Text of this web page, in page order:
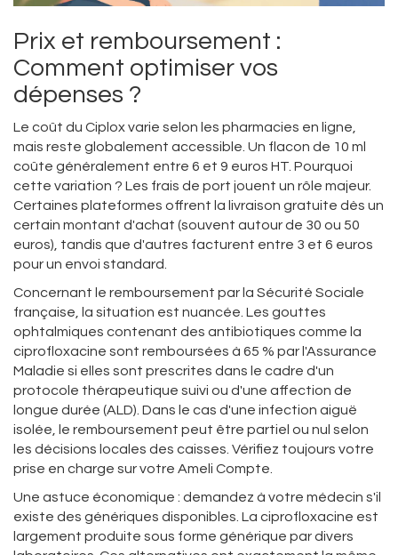
Prix et remboursement :
Comment optimiser vos
dépenses ?
Le coût du Ciplox varie selon les pharmacies en ligne,
mais reste globalement accessible. Un flacon de 10 ml
coûte généralement entre 6 et 9 euros HT. Pourquoi
cette variation ? Les frais de port jouent un rôle majeur.
Certaines plateformes offrent la livraison gratuite dès un
certain montant d'achat (souvent autour de 30 ou 50
euros), tandis que d'autres facturent entre 3 et 6 euros
pour un envoi standard.
Concernant le remboursement par la Sécurité Sociale
française, la situation est nuancée. Les gouttes
ophtalmiques contenant des antibiotiques comme la
ciprofloxacine sont remboursées à 65 % par l'Assurance
Maladie si elles sont prescrites dans le cadre d'un
protocole thérapeutique suivi ou d'une affection de
longue durée (ALD). Dans le cas d'une infection aiguë
isolée, le remboursement peut être partiel ou nul selon
les décisions locales des caisses. Vérifiez toujours votre
prise en charge sur votre Ameli Compte.
Une astuce économique : demandez à votre médecin s'il
existe des génériques disponibles. La ciprofloxacine est
largement produite sous forme générique par divers